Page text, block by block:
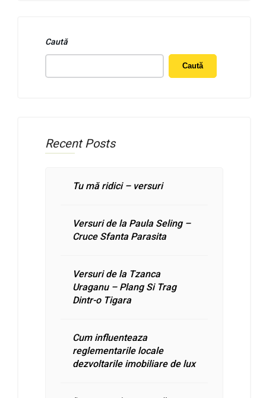
Caută
Caută
Recent Posts
Tu mă ridici – versuri
Versuri de la Paula Seling –
Cruce Sfanta Parasita
Versuri de la Tzanca
Uraganu – Plang Si Trag
Dintr-o Tigara
Cum influenteaza
reglementarile locale
dezvoltarile imobiliare de lux